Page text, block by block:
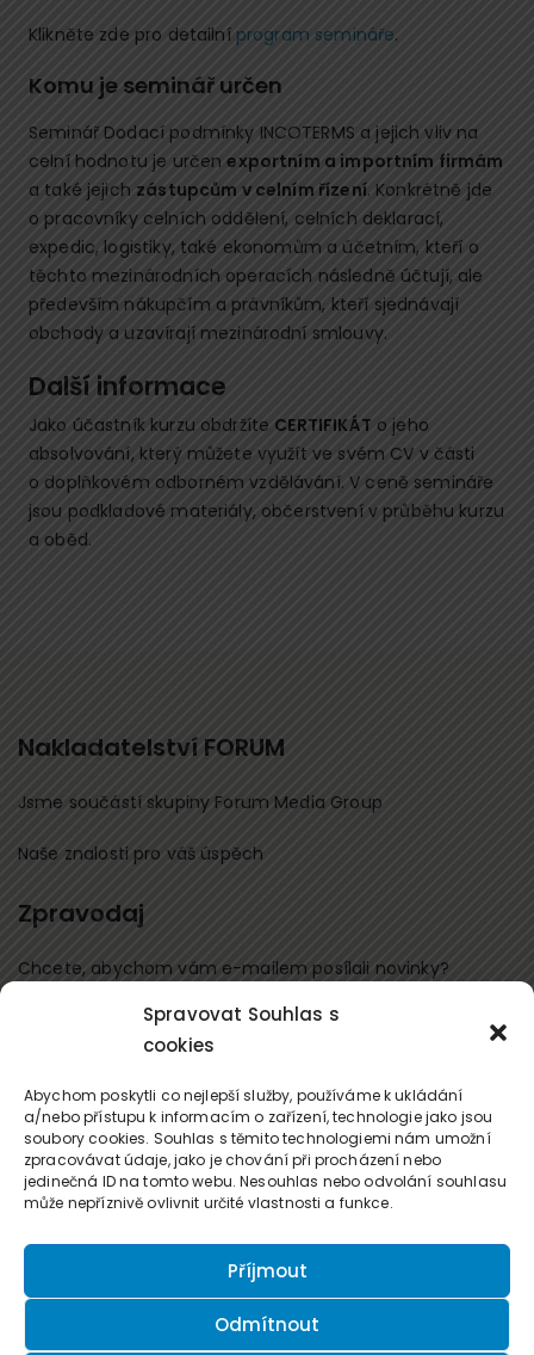
Spravovat Souhlas s
cookies
Abychom poskytli co nejlepší služby, používáme k ukládání
a/nebo přístupu k informacím o zařízení, technologie jako jsou
soubory cookies. Souhlas s těmito technologiemi nám umožní
zpracovávat údaje, jako je chování při procházení nebo
jedinečná ID na tomto webu. Nesouhlas nebo odvolání souhlasu
může nepříznivě ovlivnit určité vlastnosti a funkce.
Příjmout
Odmítnout
Klikněte zde pro detailní program semináře.
Komu je seminář určen
Seminář Dodací podmínky INCOTERMS a jejich vliv na
celní hodnotu je určenexportním a importním firmám
a také jejich zástupcům v celním řízení. Konkrétně jde
o pracovníky celních oddělení, celních deklarací,
expedic, logistiky, také ekonomům a účetním, kteří o
těchto mezinárodních operacích následně účtují, ale
především nákupčím a právníkům, kteří sjednávají
obchody a uzavírají mezinárodní smlouvy.
Další informace
Jako účastník kurzu obdržíte CERTIFIKÁT o jeho
absolvování, který můžete využít ve svém CV v části
o doplňkovém odborném vzdělávání. V ceně semináře
jsou podkladové materiály, občerstvení v průběhu kurzu
a oběd.
Nakladatelství FORUM
Jsme součástí skupiny Forum Media Group
Naše znalosti pro váš úspěch
Zpravodaj
Chcete, abychom vám e-mailem posílali novinky?
Přihlaste se k odběru
Kontaktujte nás
office@forum-media.cz
Tel.: +420 251 115 576